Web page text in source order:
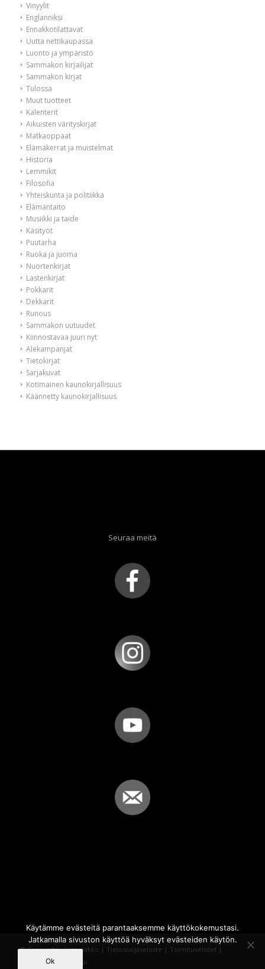
Vinyylit
Englanniksi
Ennakkotilattavat
Uutta nettikaupassa
Luonto ja ympäristö
Sammakon kirjailijat
Sammakon kirjat
Tulossa
Muut tuotteet
Kalenterit
Aikuisten värityskirjat
Matkaoppaat
Elämäkerrat ja muistelmat
Historia
Lemmikit
Filosofia
Yhteiskunta ja politiikka
Elämäntaito
Musiikki ja taide
Käsityöt
Puutarha
Ruoka ja juoma
Nuortenkirjat
Lastenkirjat
Pokkarit
Dekkarit
Runous
Sammakon uutuudet
Kiinnostavaa juuri nyt
Alekampanjat
Tietokirjat
Sarjakuvat
Kotimainen kaunokirjallisuus
Käännetty kaunokirjallisuus
Seuraa meitä
© Copyright - Sammakko | Tietosuojaseloste | Toimitusehdot |
Powered by
iQWebbi
Käytämme evästeitä parantaaksemme käyttökokemustasi.
Jatkamalla sivuston käyttöä hyväksyt evästeiden käytön.
Ok